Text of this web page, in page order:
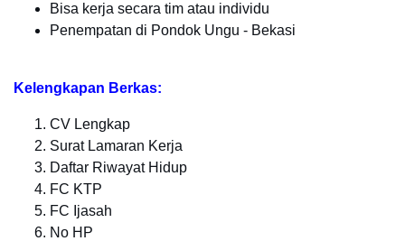
Bisa kerja secara tim atau individu
Penempatan di Pondok Ungu - Bekasi
Kelengkapan Berkas:
CV Lengkap
Surat Lamaran Kerja
Daftar Riwayat Hidup
FC KTP
FC Ijasah
No HP